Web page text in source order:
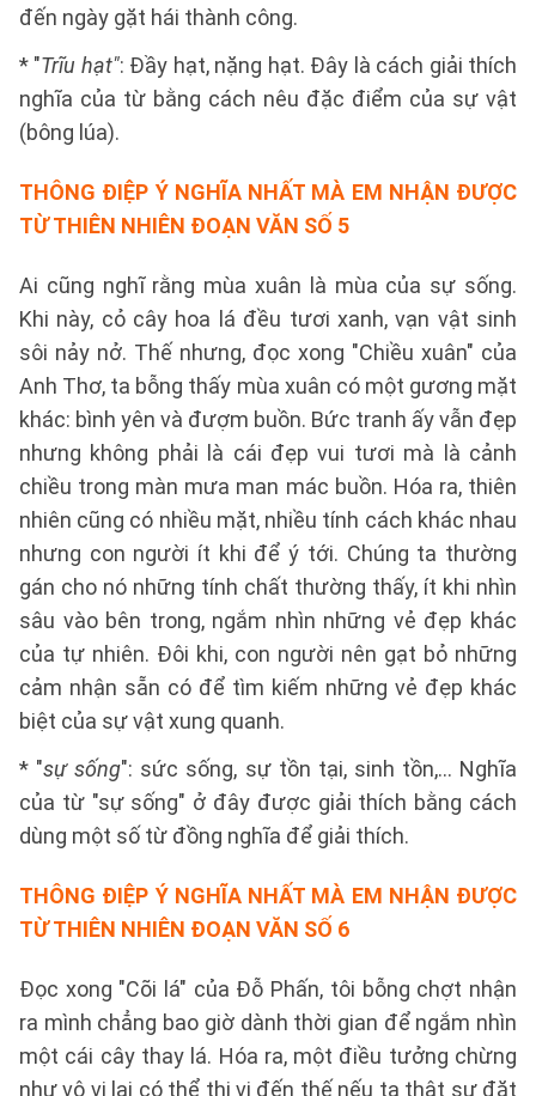
đến ngày gặt hái thành công.
* "Trĩu hạt": Đầy hạt, nặng hạt. Đây là cách giải thích
nghĩa của từ bằng cách nêu đặc điểm của sự vật
(bông lúa).
THÔNG ĐIỆP Ý NGHĨA NHẤT MÀ EM NHẬN ĐƯỢC
TỪ THIÊN NHIÊN ĐOẠN VĂN SỐ 5
Ai cũng nghĩ rằng mùa xuân là mùa của sự sống.
Khi này, cỏ cây hoa lá đều tươi xanh, vạn vật sinh
sôi nảy nở. Thế nhưng, đọc xong "Chiều xuân" của
Anh Thơ, ta bỗng thấy mùa xuân có một gương mặt
khác: bình yên và đượm buồn. Bức tranh ấy vẫn đẹp
nhưng không phải là cái đẹp vui tươi mà là cảnh
chiều trong màn mưa man mác buồn. Hóa ra, thiên
nhiên cũng có nhiều mặt, nhiều tính cách khác nhau
nhưng con người ít khi để ý tới. Chúng ta thường
gán cho nó những tính chất thường thấy, ít khi nhìn
sâu vào bên trong, ngắm nhìn những vẻ đẹp khác
của tự nhiên. Đôi khi, con người nên gạt bỏ những
cảm nhận sẵn có để tìm kiếm những vẻ đẹp khác
biệt của sự vật xung quanh.
* "sự sống": sức sống, sự tồn tại, sinh tồn,... Nghĩa
của từ "sự sống" ở đây được giải thích bằng cách
dùng một số từ đồng nghĩa để giải thích.
THÔNG ĐIỆP Ý NGHĨA NHẤT MÀ EM NHẬN ĐƯỢC
TỪ THIÊN NHIÊN ĐOẠN VĂN SỐ 6
Đọc xong "Cõi lá" của Đỗ Phấn, tôi bỗng chợt nhận
ra mình chẳng bao giờ dành thời gian để ngắm nhìn
một cái cây thay lá. Hóa ra, một điều tưởng chừng
như vô vị lại có thể thi vị đến thế nếu ta thật sự đặt